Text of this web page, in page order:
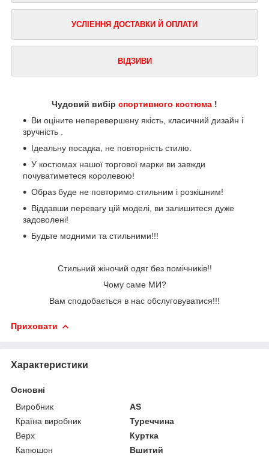
УСЛІЕННЯ ДОСТАВКИ Й ОПЛАТИ
ВІДЗИВИ
Чудовий вибір спортивного костюма !
Ви оціните неперевершену якість, класичний дизайн і
зручність .
Ідеальну посадка, не повторність стилю.
У костюмах нашої торгової марки ви завжди
почуватиметеся королевою!
Образ буде не повторимо стильним і розкішним!
Віддавши перевагу цій моделі, ви залишитеся дуже
задоволені!
Будьте модними та стильними!!!
Стильний жіночий одяг без помічників!!
Чому саме МИ?
Вам сподобається в нас обслуговуватися!!!
Приховати
Характеристики
Основні
Виробник
AS
Країна виробник
Туреччина
Верх
Куртка
Капюшон
Вшитий